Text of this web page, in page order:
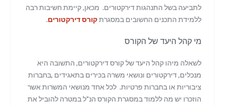
לתביעה בשל התנהגות דירקטורים. מכאן, קיימת חשיבות רבה
ללמידת התכנים החשובים במסגרתקורס דירקטורים.
מי קהל היעד של הקורס
לשאלה מיהו קהל היעד של קורס דירקטורים, התשובה היא
מנכלים, דירקטורים ונושאי משרה בכירים בתאגידים ,בחברות
ציבוריות או בחברות פרטיות. לכל אחד מנושאי המשרות אשר
הוזכרו יש מה ללמוד במסגרת הקורס הנ"ל במטרה להוביל את